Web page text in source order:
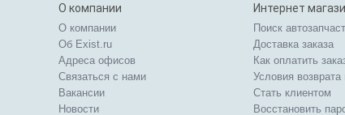
О компании
О компании
Об Exist.ru
Адреса офисов
Связаться с нами
Вакансии
Новости
Интернет
Поиск
Доставка заказа
Как оплатить
Условия возврата
Стать клиентом
Восстановить